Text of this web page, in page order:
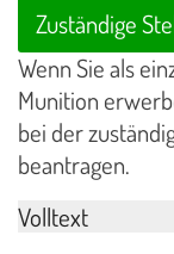
Zuständige
Wenn Sie als
Munition
bei der
beantragen.
Volltext